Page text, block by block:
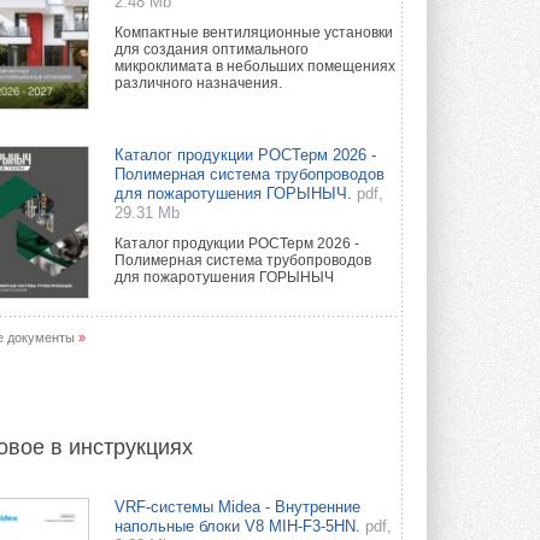
Компактные вентиляционные установки
для создания оптимального
микроклимата в небольших помещениях
различного назначения.
Каталог продукции РОСТерм 2026 -
Полимерная система трубопроводов
для пожаротушения ГОРЫНЫЧ.
pdf,
29.31 Mb
Каталог продукции РОСТерм 2026 -
Полимерная система трубопроводов
для пожаротушения ГОРЫНЫЧ
документы »
в инструкциях
VRF-системы Midea - Внутренние
напольные блоки V8 MIH-F3-5HN. pdf,